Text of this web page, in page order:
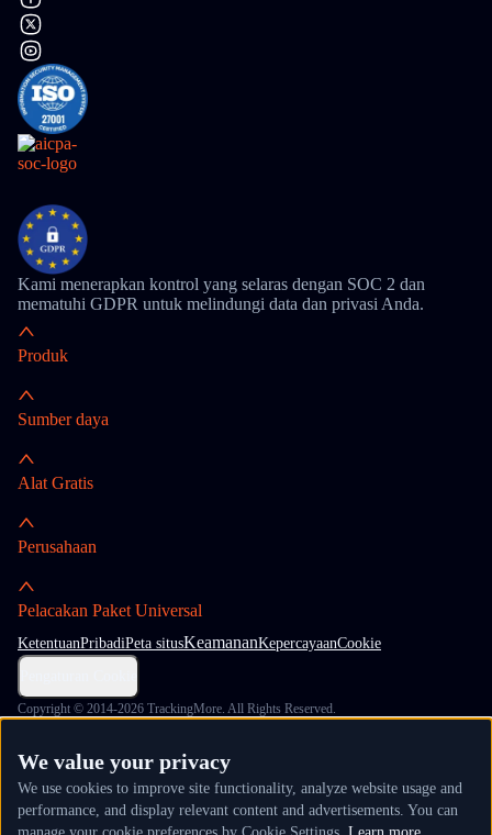
Kami menerapkan kontrol yang selaras dengan SOC 2 dan
mematuhi GDPR untuk melindungi data dan privasi Anda.
Produk
Sumber daya
Alat Gratis
Perusahaan
Pelacakan Paket Universal
KetentuanPribadiPeta situsKeamananKepercayaanCookie
Copyright © 2014-2026 TrackingMore. All Rights Reserved.
We value your privacy
We use cookies to improve site functionality, analyze website usage and
performance, and display relevant content and advertisements. You can